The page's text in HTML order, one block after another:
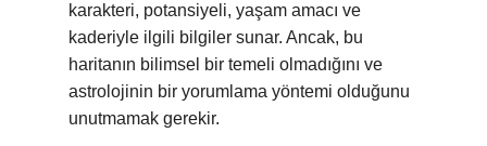
karakteri, potansiyeli, yaşam amacı ve
kaderiyle ilgili bilgiler sunar. Ancak, bu
haritanın bilimsel bir temeli olmadığını ve
astrolojinin bir yorumlama yöntemi olduğunu
unutmamak gerekir.